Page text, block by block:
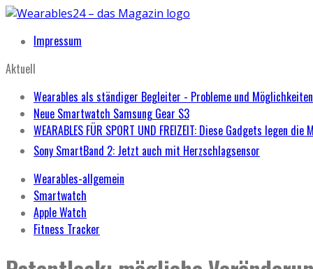
Impressum
Aktuell
Wearables als ständiger Begleiter - Probleme und Möglichkeiten
Neue Smartwatch Samsung Gear S3
WEARABLES FÜR SPORT UND FREIZEIT: Diese Gadgets legen
Sony SmartBand 2: Jetzt auch mit Herzschlagsensor
Wearables-allgemein
Smartwatch
Apple Watch
Fitness Tracker